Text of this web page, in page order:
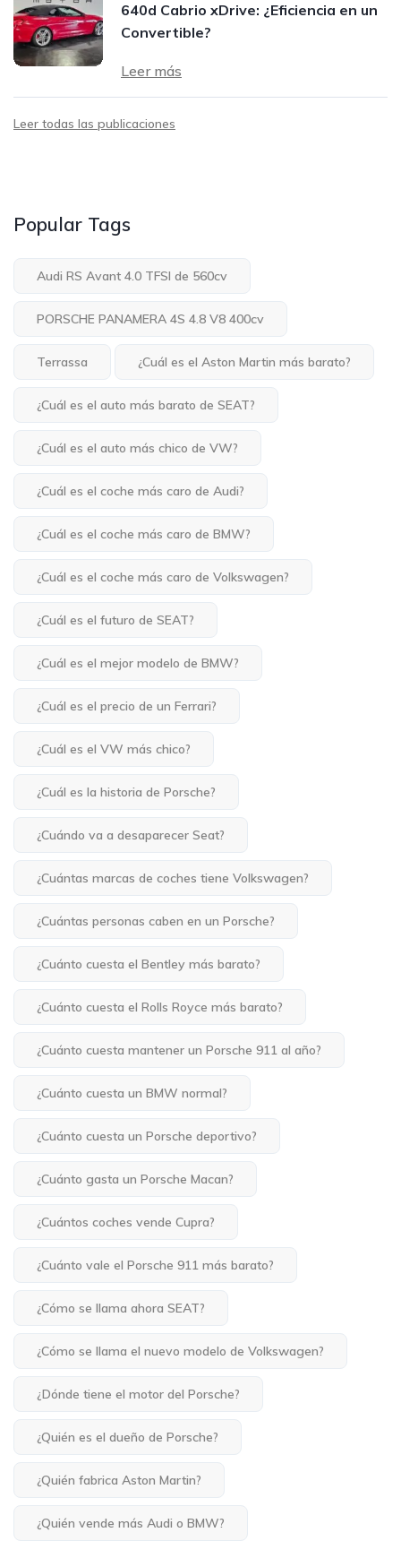
640d Cabrio xDrive: ¿Eficiencia en un
Convertible?
Leer más
Leer todas las publicaciones
Popular Tags
Audi RS Avant 4.0 TFSI de 560cv
PORSCHE PANAMERA 4S 4.8 V8 400cv
Terrassa ¿Cuál es el Aston Martin más barato?
¿Cuál es el auto más barato de SEAT?
¿Cuál es el auto más chico de VW?
¿Cuál es el coche más caro de Audi?
¿Cuál es el coche más caro de BMW?
¿Cuál es el coche más caro de Volkswagen?
¿Cuál es el futuro de SEAT?
¿Cuál es el mejor modelo de BMW?
¿Cuál es el precio de un Ferrari?
¿Cuál es el VW más chico?
¿Cuál es la historia de Porsche?
¿Cuándo va a desaparecer Seat?
¿Cuántas marcas de coches tiene Volkswagen?
¿Cuántas personas caben en un Porsche?
¿Cuánto cuesta el Bentley más barato?
¿Cuánto cuesta el Rolls Royce más barato?
¿Cuánto cuesta mantener un Porsche 911 al año?
¿Cuánto cuesta un BMW normal?
¿Cuánto cuesta un Porsche deportivo?
¿Cuánto gasta un Porsche Macan?
¿Cuántos coches vende Cupra?
¿Cuánto vale el Porsche 911 más barato?
¿Cómo se llama ahora SEAT?
¿Cómo se llama el nuevo modelo de Volkswagen?
¿Dónde tiene el motor del Porsche?
¿Quién es el dueño de Porsche?
¿Quién fabrica Aston Martin?
¿Quién vende más Audi o BMW?